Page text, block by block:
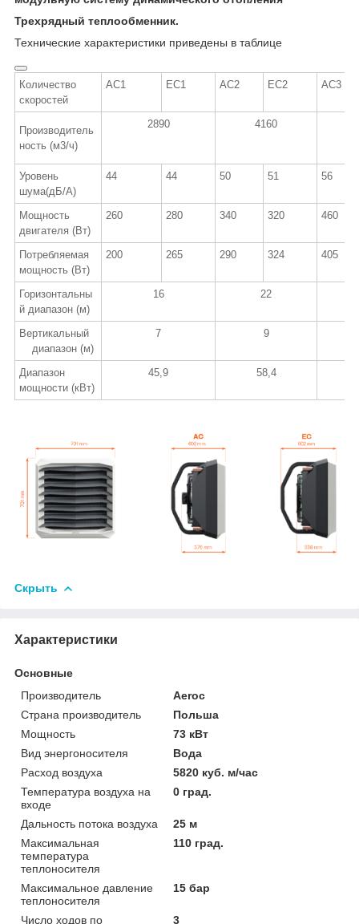
Трехрядный теплообменник.
Технические характеристики приведены в таблице
Количество
скоростей
АС1 ЕС1 АС2 ЕС2 АС3
Производитель
ность (м3/ч)
2890 4160
Уровень
шума(дБ/А)
44 44 50 51 56
Мощность
двигателя (Вт)
260 280 340 320 460
Потребляемая
мощность (Вт)
200 265 290 324 405
Горизонтальны
й диапазон (м)
16 22
Вертикальный
диапазон (м)
7 9
Диапазон
мощности (кВт)
45,9 58,4
Скрыть
Характеристики
Основные
Производитель
Aeroc
Страна производитель
Польша
Мощность
73 кВт
Вид энергоносителя
Вода
Расход воздуха
5820 куб. м/час
Температура воздуха на
входе
0 град.
Дальность потока воздуха
25 м
Максимальная
температура
теплоносителя
110 град.
Максимальное давление
теплоносителя
15 бар
Число ходов по 3